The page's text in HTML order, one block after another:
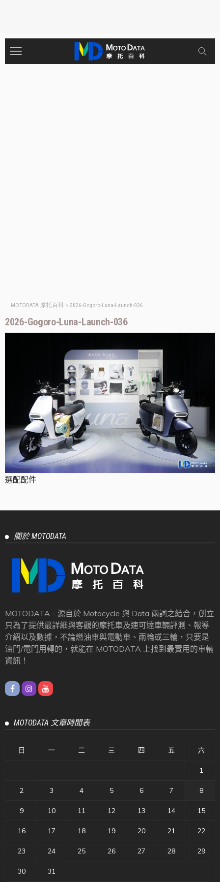
MOTODATA 摩托百科 > 2026-Gogoro-Luna-Launch-036
2026-Gogoro-Luna-Launch-036
選配配件
關於 MOTODATA
MOTODATA - 源自於 Motocycle 與 Data 兩詞之結合，創立
只為了提供最詳細與客觀的摩托車及速可達車輛評測、報導
介紹以及數據，不論燃油車與電動車、兩輪或三輪，只要是
油門/電門用轉的，就能在 MOTODATA 上找到最實用的車輛
資訊！
MOTODATA 文章時間表
日 一 二 三 四 五 六
1
2 3 4 5 6 7 8
9 10 11 12 13 14 15
16 17 18 19 20 21 22
23 24 25 26 27 28 29
30 31